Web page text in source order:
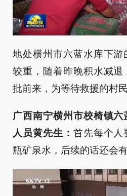
地处横州市六蓝水库下
较重，随着昨晚积水减
批前来，为等待救援的村
广西南宁横州市校椅镇
人员黄先生： 首先每个人
瓶矿泉水，后续的话还会